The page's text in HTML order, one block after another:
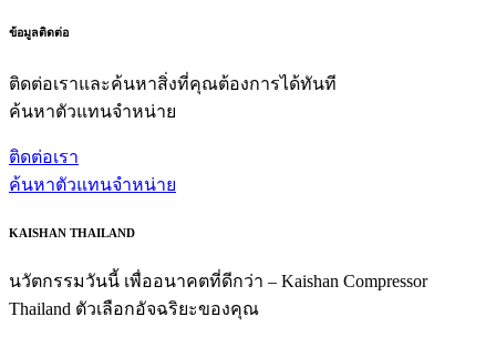
ข้อมูลติดต่อ
ติดต่อเราและค้นหาสิ่งที่คุณต้องการได้ทันที
ค้นหาตัวแทนจำหน่าย
ติดต่อเรา
ค้นหาตัวแทนจำหน่าย
KAISHAN THAILAND
นวัตกรรมวันนี้ เพื่ออนาคตที่ดีกว่า – Kaishan Compressor
Thailand ตัวเลือกอัจฉริยะของคุณ